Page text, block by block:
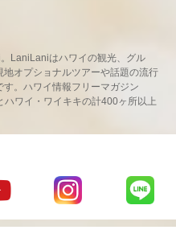
LaniLaniはハワイの観光、グル
オプショナルツアーや話題の流行
。ハワイ情報フリーマガジン
ハワイ・ワイキキの計400ヶ所以上
LaniLani
LaniLani